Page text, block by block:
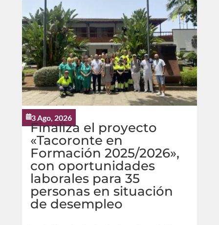
3 Ago, 2026
Finaliza el proyecto
«Tacoronte en
Formación 2025/2026»,
con oportunidades
laborales para 35
personas en situación
de desempleo